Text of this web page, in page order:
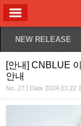
NEW RELEASE
[안내] CNBLUE
안내
No. 27 | Date 2024.03.22